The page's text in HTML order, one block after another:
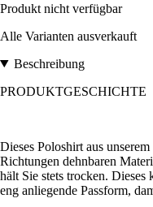
Produkt nicht verfügbar
Alle Varianten ausverkauft
Beschreibung
PRODUKTGESCHICHTE
Dieses Poloshirt aus
Richtungen dehnbaren
hält Sie stets trocken.
eng anliegende Passform,